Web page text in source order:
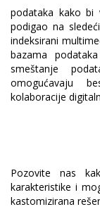
podataka kako bi
podigao na
indeksirani
bazama
smeštanje
omogućavaju
kolaboracije
Pozovite nas
karakteristike i
kastomizirana